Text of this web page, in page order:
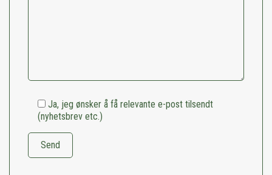
Ja, jeg ønsker å få relevante e-post tilsendt
(nyhetsbrev etc.)